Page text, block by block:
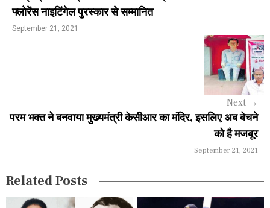
n
a
a
o
फ्लोरेंस नाइटिंगेल पुरस्कार से सम्मानित
September 21, 2021
Next →
परम भक्त ने बनवाया मुख्यमंत्री केसीआर का मंदिर, इसलिए अब बेचने
को है मजबूर
September 21, 2021
Related Posts